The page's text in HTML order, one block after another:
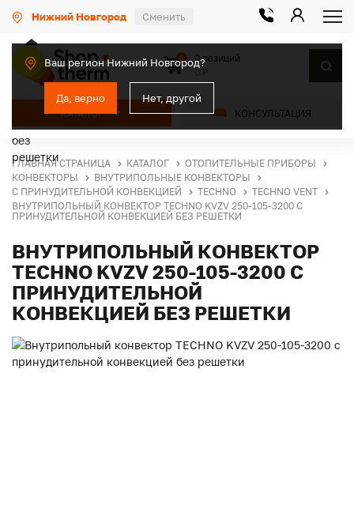
Нижний Новгород Сменить
Ваш регион Нижний Новгород?
Да, верно Нет, другой
КАТАЛОГ КОНСУЛЬТАЦИЯ
0
0 позиций
ГЛАВНАЯ СТРАНИЦА КАТАЛОГ
ОТОПИТЕЛЬНЫЕ ПРИБОРЫ
КОНВЕКТОРЫ
ВНУТРИПОЛЬНЫЕ КОНВЕКТОРЫ
С ПРИНУДИТЕЛЬНОЙ КОНВЕКЦИЕЙ
TECHNO
TECHNO VENT
ВНУТРИПОЛЬНЫЙ КОНВЕКТОР TECHNO KVZV 250-105-3200 С
ПРИНУДИТЕЛЬНОЙ КОНВЕКЦИЕЙ БЕЗ РЕШЕТКИ
ВНУТРИПОЛЬНЫЙ КОНВЕКТОР
TECHNO KVZV 250-105-3200 С
ПРИНУДИТЕЛЬНОЙ
КОНВЕКЦИЕЙ БЕЗ РЕШЕТКИ